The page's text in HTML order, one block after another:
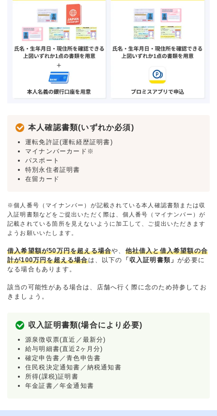
本人確認書類(いずれか必須)
運転免許証(運転経歴証明書)
マイナンバーカード※
パスポート
特別永住者証明書
在留カード
※個人番号（マイナンバー）が記載されている本人確認書類または収
入証明書類などをご提出いただく際は、個人番号（マイナンバー）が
記載されている箇所を見えないように加工して、ご提出いただきます
ようお願いいたします。
借入希望額が50万円を超える場合や、 他社借入と借入希望額の合
計が100万円を超える場合は、以下の 「収入証明書類」が必要に
なる場合もあります。
該当の可能性がある場合は、店舗へ行く際に念のため持参してお
きましょう。
収入証明書類(場合により必要)
源泉徴収票(直近／最新分)
給与明細書(直近2ヶ月分)
確定申告書／青色申告書
住民税決定通知書／納税通知書
所得(課税)証明書
年金証書／年金通知書